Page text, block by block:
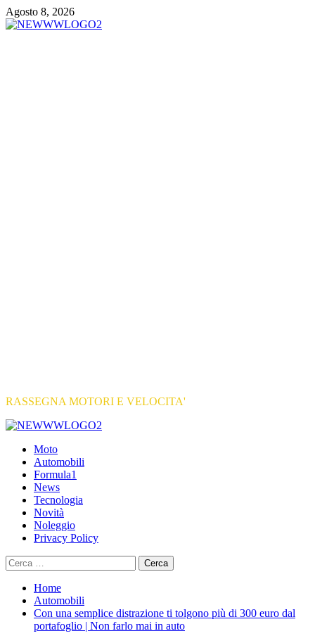
Vai
al
Agosto 8, 2026
RASSEGNA MOTORI E VELOCITA'
Primary
Moto
Automobili
Formula1
News
Tecnologia
Novità
Noleggio
Privacy Policy
Ricerca
per:
Home
Automobili
Con una semplice distrazione ti tolgono più di 300 euro dal
portafoglio | Non farlo mai in auto